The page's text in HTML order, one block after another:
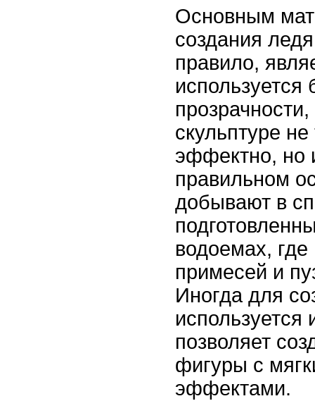
Основным
создания
правило,
используется
скульптуре
эффектно, но
правильном
добывают в
водоемах, где
примесей и
Иногда для
используется
позволяет
фигуры с
эффектами.